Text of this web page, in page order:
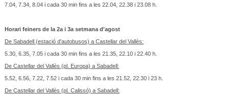
7.04, 7.34, 8.04 i cada 30 min fins a les 22.04, 22.38 i 23.08 h.
Horari feiners de la 2a i 3a setmana d'agost
De Sabadell (estació d'autobusos) a Castellar del Vallès:
5.30, 6.35, 7.05 i cada 30 min fins a les 21.35, 22.10 i 22.40 h.
De Castellar del Vallès (pl. Europa) a Sabadell:
5.52, 6.56, 7.22, 7.52 i cada 30 min fins a les 21.52, 22.30 i 23 h.
De Castellar del Vallès (pl. Calissó) a Sabadell: